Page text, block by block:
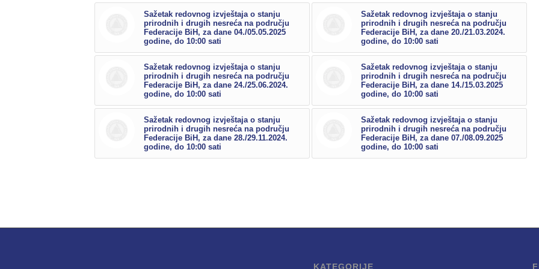
Sažetak redovnog izvještaja o stanju
prirodnih i drugih nesreća na području
Federacije BiH, za dane 04./05.05.2025
godine, do 10:00 sati
Sažetak redovnog izvještaja o stanju
prirodnih i drugih nesreća na području
Federacije BiH, za dane 20./21.03.2024.
godine, do 10:00 sati
Sažetak redovnog izvještaja o stanju
prirodnih i drugih nesreća na području
Federacije BiH, za dane 24./25.06.2024.
godine, do 10:00 sati
Sažetak redovnog izvještaja o stanju
prirodnih i drugih nesreća na području
Federacije BiH, za dane 14./15.03.2025
godine, do 10:00 sati
Sažetak redovnog izvještaja o stanju
prirodnih i drugih nesreća na području
Federacije BiH, za dane 28./29.11.2024.
godine, do 10:00 sati
Sažetak redovnog izvještaja o stanju
prirodnih i drugih nesreća na području
Federacije BiH, za dane 07./08.09.2025
godine, do 10:00 sati
KATEGORIJE